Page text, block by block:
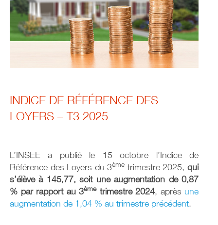
INDICE DE RÉFÉRENCE DES
LOYERS – T3 2025
L’INSEE a publié le 15 octobre l’Indice de
Référence des Loyers du 3ème trimestre 2025,qui
s’élève à 145,77, soit une augmentation de 0,87
% par rapport au 3èmetrimestre 2024, après une
augmentation de 1,04 % au trimestre précédent.